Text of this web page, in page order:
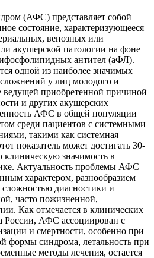
(АФС) представляет собой
состояние, характеризующееся
венозных или
акушерской патологии на фоне
антител (аФЛ).
одной из наиболее значимых
у лиц молодого и
ведущей приобретенной причиной
и других акушерских
АФС в общей популяции
среди пациентов с системными
такими как системная
показатель может достигать 30-
клиническую значимость в
Актуальность проблемы АФС
характером, разнообразием
диагностики и
часто пожизненной,
Как отмечается в клинических
России, АФС ассоциирован с
и смертности, особенно при
формы синдрома, летальность при
методы лечения, остается